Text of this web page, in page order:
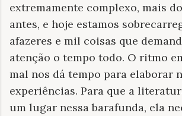
extremamente complexo, mais
antes, e hoje estamos
afazeres e mil coisas que
atenção o tempo todo. O ritmo
mal nos dá tempo para elaborar
experiências. Para que a
um lugar nessa barafunda, ela